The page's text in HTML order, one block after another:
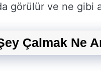
görülür ve ne gibi
Çalmak Ne